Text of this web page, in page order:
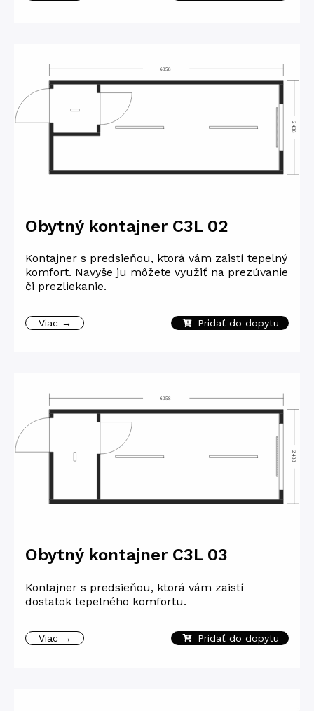
Obytný kontajner C3L 02
Kontajner s predsieňou, ktorá vám zaistí tepelný
komfort. Navyše ju môžete využiť na prezúvanie
či prezliekanie.
Viac → Pridať do dopytu
Obytný kontajner C3L 03
Kontajner s predsieňou, ktorá vám zaistí
dostatok tepelného komfortu.
Viac → Pridať do dopytu